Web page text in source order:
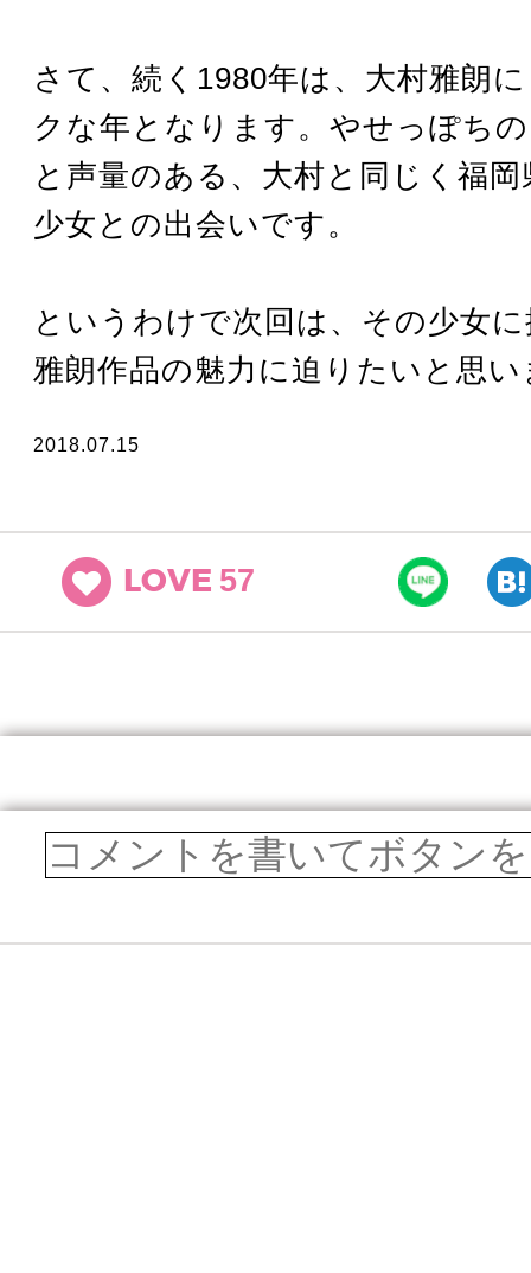
さて、続く1980年は、大村雅朗
クな年となります。やせっぽち
と声量のある、大村と同じく福
少女との出会いです。
というわけで次回は、その少女
雅朗作品の魅力に迫りたいと思い
2018.07.15
LOVE 57